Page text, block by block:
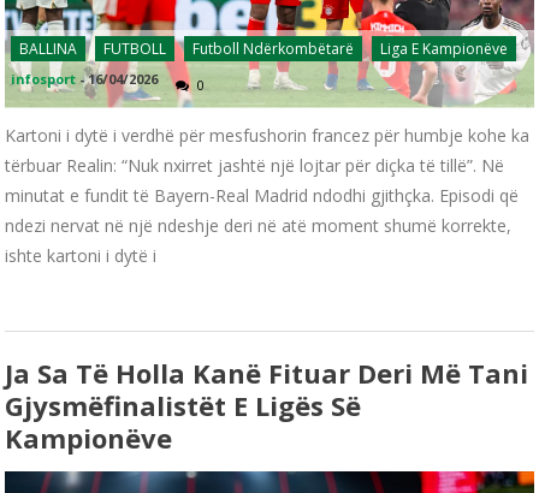
BALLINA FUTBOLL Futboll Ndërkombëtarë Liga E Kampionëve
infosport -16/04/2026 0
Kartoni i dytë i verdhë për mesfushorin francez për humbje kohe ka
tërbuar Realin: “Nuk nxirret jashtë një lojtar për diçka të tillë”. Në
minutat e fundit të Bayern-Real Madrid ndodhi gjithçka. Episodi që
ndezi nervat në një ndeshje deri në atë moment shumë korrekte,
ishte kartoni i dytë i
Ja Sa Të Holla Kanë Fituar Deri Më Tani
Gjysmëfinalistët E Ligës Së
Kampionëve